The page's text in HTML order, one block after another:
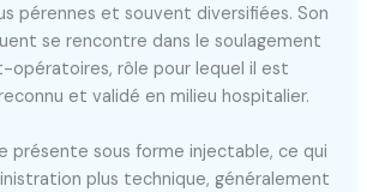
pérennes et souvent diversifiées. Son
se rencontre dans le soulagement
opératoires, rôle pour lequel il est
et validé en milieu hospitalier.
présente sous forme injectable, ce qui
plus technique, généralement